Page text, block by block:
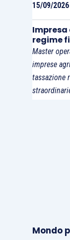
15/09/2026
regime
Master
imprese
tassazione
Mondo